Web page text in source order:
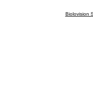
Biolovision